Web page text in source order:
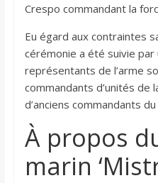
Crespo commandant la
Eu égard aux contraintes
cérémonie a été suivie
représentants de l’arme
commandants d’unités de
d’anciens commandants
À propos
marin